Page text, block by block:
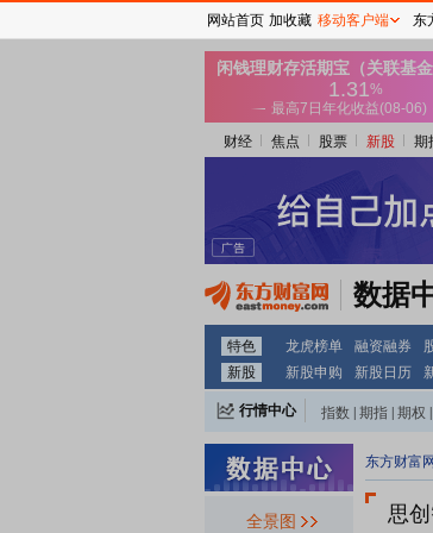
财经 焦点 股票 新股 期
数据
特色 龙虎榜单 融资融券
新股
新股申购 新股日历
行情中心 指数 期指 期权
全景图
东方财富网
思
网站首页 加收藏 移动客户端 东